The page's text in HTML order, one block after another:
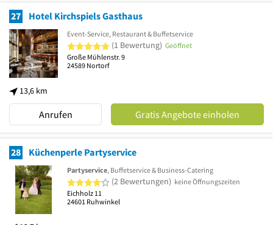
27 Hotel Kirchspiels Gasthaus
13,6 km
Event-Service, Restaurant & Buffetservice
5 von 5 Sternen
(1 Bewertung) Geöffnet
Große Mühlenstr. 9
24589 Nortorf
Anrufen Gratis Angebote einholen
28 Küchenperle Partyservice
Partyservice, Buffetservice & Business-Catering
4 von 5 Sternen
(2 Bewertungen) keine Öffnungszeiten
Eichholz 11
24601 Ruhwinkel